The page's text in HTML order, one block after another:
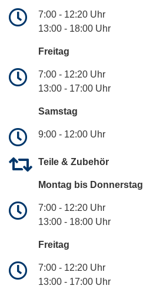
7:00 - 12:20 Uhr
13:00 - 18:00 Uhr
Freitag
7:00 - 12:20 Uhr
13:00 - 17:00 Uhr
Samstag
9:00 - 12:00 Uhr
Teile & Zubehör
Montag bis Donnerstag
7:00 - 12:20 Uhr
13:00 - 18:00 Uhr
Freitag
7:00 - 12:20 Uhr
13:00 - 17:00 Uhr